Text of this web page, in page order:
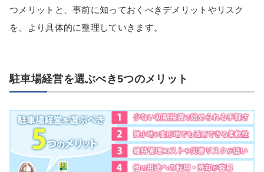
つメリットと、事前に知っておくべきデメリットやリスク
を、より具体的に整理していきます。
駐車場経営を選ぶべき5つのメリット